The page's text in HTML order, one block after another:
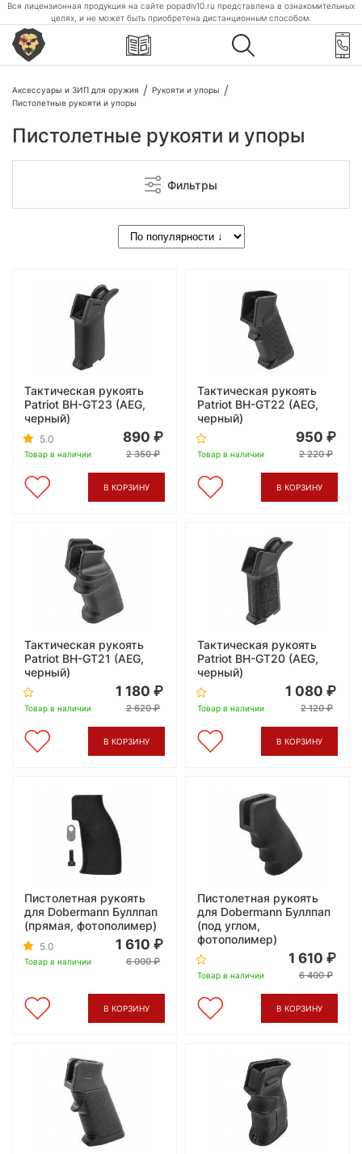
Вся лицензионная продукция на сайте popadiv10.ru представлена в ознакомительных
целях, и не может быть приобретена дистанционным способом.
Аксессуары и ЗИП для оружия
Рукояти и упоры
Пистолетные рукояти и упоры
Пистолетные рукояти и упоры
Фильтры
Тактическая рукоять
Patriot BH-GT23 (AEG,
черный)
5.0
Товар в наличии
890
2 350
В КОРЗИНУ
Тактическая рукоять
Patriot BH-GT22 (AEG,
черный)
Товар в наличии
950
2 220
В КОРЗИНУ
Тактическая рукоять
Patriot BH-GT21 (AEG,
черный)
Товар в наличии
1 180
2 620
В КОРЗИНУ
Тактическая рукоять
Patriot BH-GT20 (AEG,
черный)
Товар в наличии
1 080
2 120
В КОРЗИНУ
Пистолетная рукоять
для Dobermann Буллпап
(прямая, фотополимер)
5.0
Товар в наличии
1 610
6 000
В КОРЗИНУ
Пистолетная рукоять
для Dobermann Буллпап
(под углом,
фотополимер)
Товар в наличии
1 610
6 400
В КОРЗИНУ